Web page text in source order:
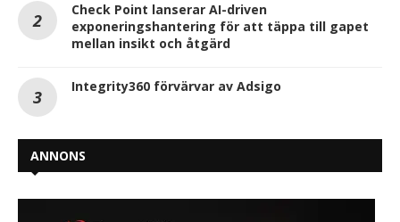
Check Point lanserar AI-driven
exponeringshantering för att täppa till gapet
mellan insikt och åtgärd
Integrity360 förvärvar av Adsigo
ANNONS